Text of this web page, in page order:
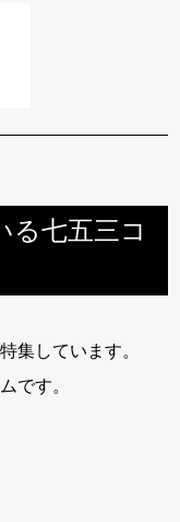
る七五三コ
集しています。
です。